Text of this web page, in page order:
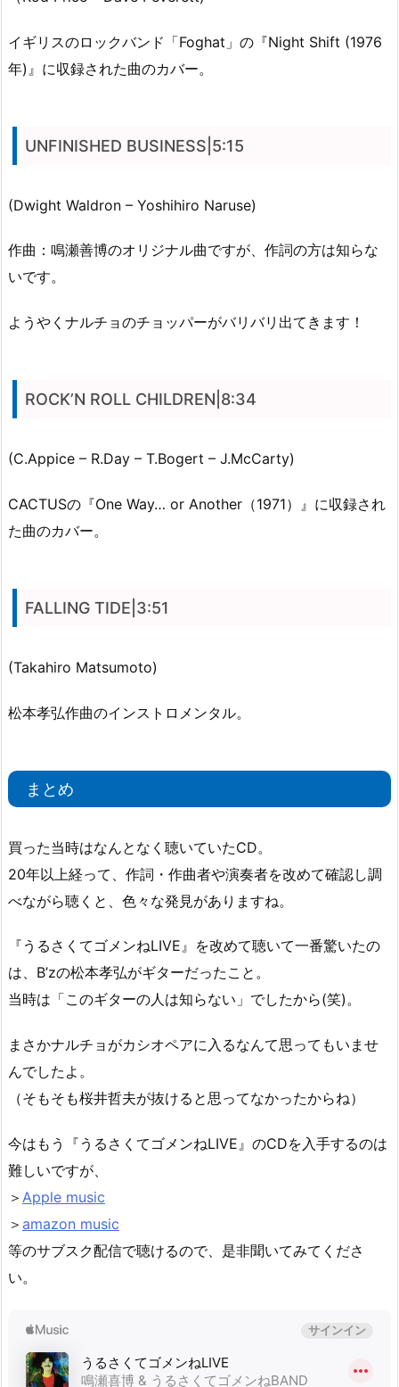
イギリスのロックバンド「Foghat」の『Night Shift (1976
年)』に収録された曲のカバー。
UNFINISHED BUSINESS|5:15
(Dwight Waldron – Yoshihiro Naruse)
作曲：鳴瀬善博のオリジナル曲ですが、作詞の方は知らな
いです。
ようやくナルチョのチョッパーがバリバリ出てきます！
ROCK’N ROLL CHILDREN|8:34
(C.Appice – R.Day – T.Bogert – J.McCarty)
CACTUSの『One Way… or Another（1971）』に収録され
た曲のカバー。
FALLING TIDE|3:51
(Takahiro Matsumoto)
松本孝弘作曲のインストロメンタル。
まとめ
買った当時はなんとなく聴いていたCD。
20年以上経って、作詞・作曲者や演奏者を改めて確認し調
べながら聴くと、色々な発見がありますね。
『うるさくてゴメンねLIVE』を改めて聴いて一番驚いたの
は、B’zの松本孝弘がギターだったこと。
当時は「このギターの人は知らない」でしたから(笑)。
まさかナルチョがカシオペアに入るなんて思ってもいませ
んでしたよ。
（そもそも桜井哲夫が抜けると思ってなかったからね）
今はもう『うるさくてゴメンねLIVE』のCDを入手するのは
難しいですが、
＞ Apple music
＞ amazon music
等のサブスク配信で聴けるので、是非聞いてみてくださ
い。